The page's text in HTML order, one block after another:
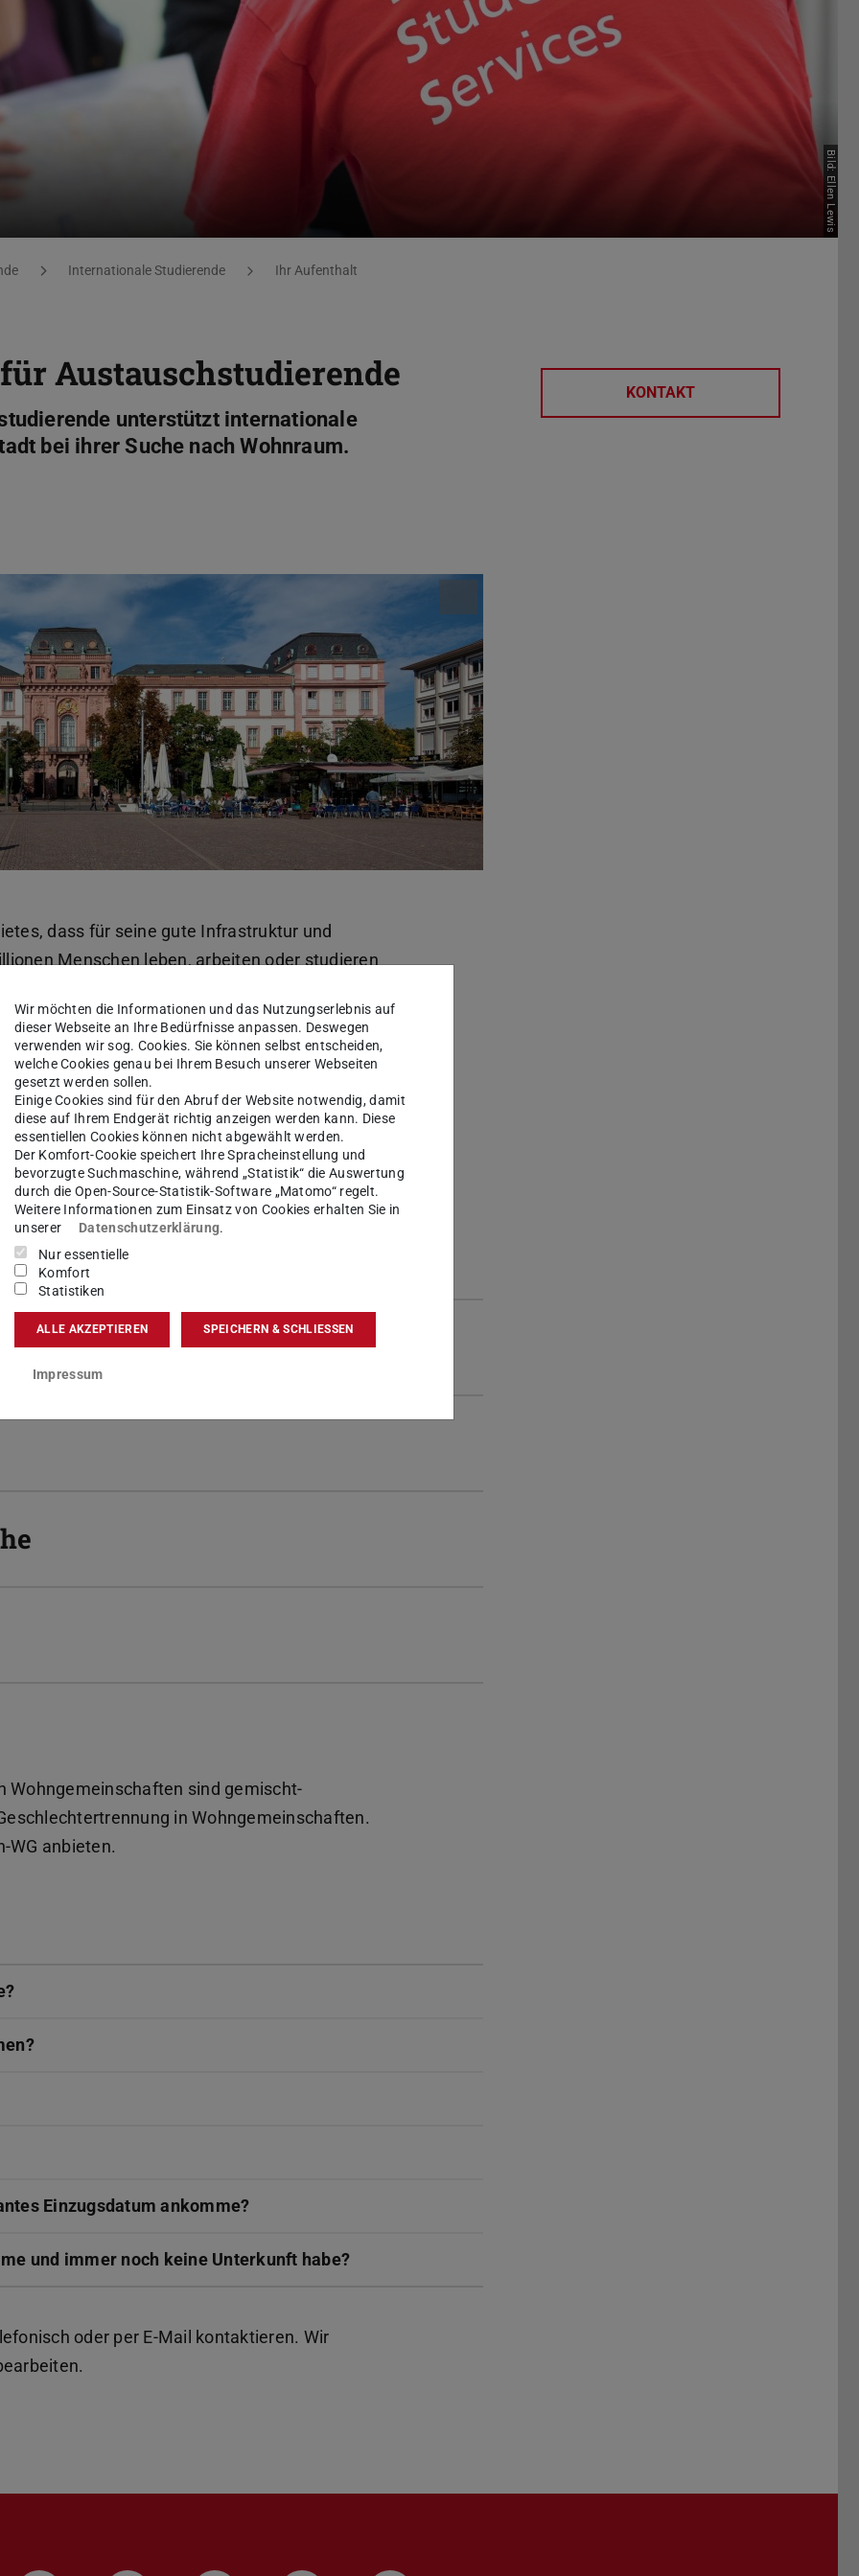
Bild: Ellen Lewis
Internationale Studierende Ihr Aufenthalt
Austauschstudierende
unterstützt internationale
bei ihrer Suche nach Wohnraum.
dass für seine gute Infrastruktur und
Menschen leben, arbeiten oder studieren
in Darmstadt durchaus angespannt
sein. Des Weiteren besitzt und betreibt die
Aus diesen Gründen ist es unser Ziel,
nach preiswertem Wohnraum während
Auch helfen und beraten wir internationale
Thema Wohnen.
begrüßen zu dürfen!
Wohngemeinschaften sind gemischt-
in Wohngemeinschaften.
WG anbieten.
Einzugsdatum ankomme?
und immer noch keine Unterkunft habe?
oder per E-Mail kontaktieren. Wir
KONTAKT
Wir möchten die Informationen und das Nutzungserlebnis auf
dieser Webseite an Ihre Bedürfnisse anpassen. Deswegen
verwenden wir sog. Cookies. Sie können selbst entscheiden,
welche Cookies genau bei Ihrem Besuch unserer Webseiten
gesetzt werden sollen.
Einige Cookies sind für den Abruf der Website notwendig, damit
diese auf Ihrem Endgerät richtig anzeigen werden kann. Diese
essentiellen Cookies können nicht abgewählt werden.
Der Komfort-Cookie speichert Ihre Spracheinstellung und
bevorzugte Suchmaschine, während „Statistik“ die Auswertung
durch die Open-Source-Statistik-Software „Matomo“ regelt.
Weitere Informationen zum Einsatz von Cookies erhalten Sie in
unserer
Datenschutzerklärung.
Nur essentielle
Komfort
Statistiken
ALLE AKZEPTIEREN SPEICHERN & SCHLIESSEN
Impressum